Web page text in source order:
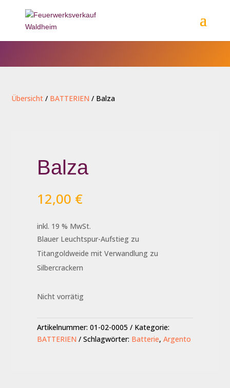
Übersicht / BATTERIEN / Balza
Balza
12,00 €
inkl. 19 % MwSt.
Blauer Leuchtspur-Aufstieg zu
Titangoldweide mit Verwandlung zu
Silbercrackern
Nicht vorrätig
Artikelnummer:01-02-0005
Kategorie:
BATTERIEN
Schlagwörter: Batterie,Argento